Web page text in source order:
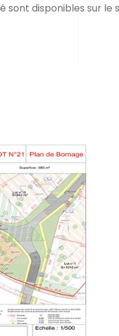
sont disponibles sur le